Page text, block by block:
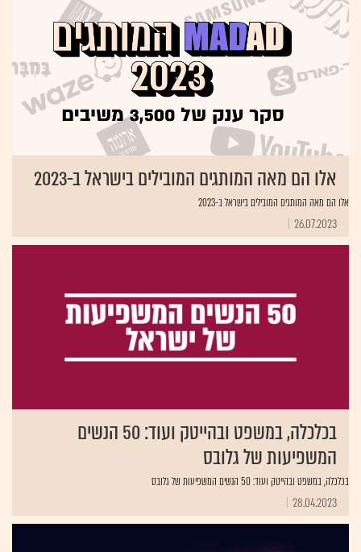
אלו הם מאה המותגים המובילים בישראל ב-2023
אלו הם מאה המותגים המובילים בישראל ב-2023
26.07.2023
בכלכלה, במשפט ובהייטק ועוד: 50 הנשים
המשפיעות של גלובס
בכלכלה, במשפט ובהייטק ועוד: 50 הנשים המשפיעות של גלובס
28.04.2023